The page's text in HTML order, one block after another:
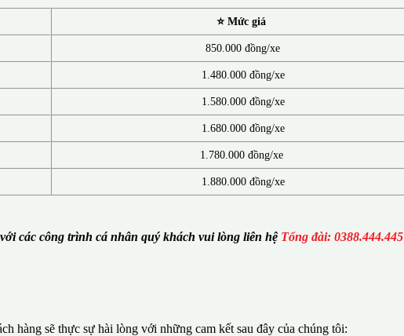
⭐ Mức giá
850.000 đồng/xe
1.480.000 đồng/xe
1.580.000 đồng/xe
1.680.000 đồng/xe
1.780.000 đồng/xe
1.880.000 đồng/xe
các công trình cá nhân quý khách vui lòng liên hệ Tổng đài: 0388.444.445
hàng sẽ thực sự hài lòng với những cam kết sau đây của chúng tôi: